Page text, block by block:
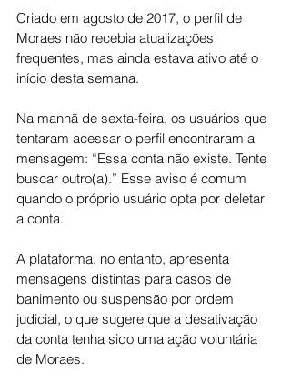
Criado em agosto de 2017, o perfil de
Moraes não recebia atualizações
frequentes, mas ainda estava ativo até o
início desta semana.
Na manhã de sexta-feira, os usuários que
tentaram acessar o perfil encontraram a
mensagem: “Essa conta não existe. Tente
buscar outro(a).” Esse aviso é comum
quando o próprio usuário opta por deletar
a conta.
A plataforma, no entanto, apresenta
mensagens distintas para casos de
banimento ou suspensão por ordem
judicial, o que sugere que a desativação
da conta tenha sido uma ação voluntária
de Moraes.